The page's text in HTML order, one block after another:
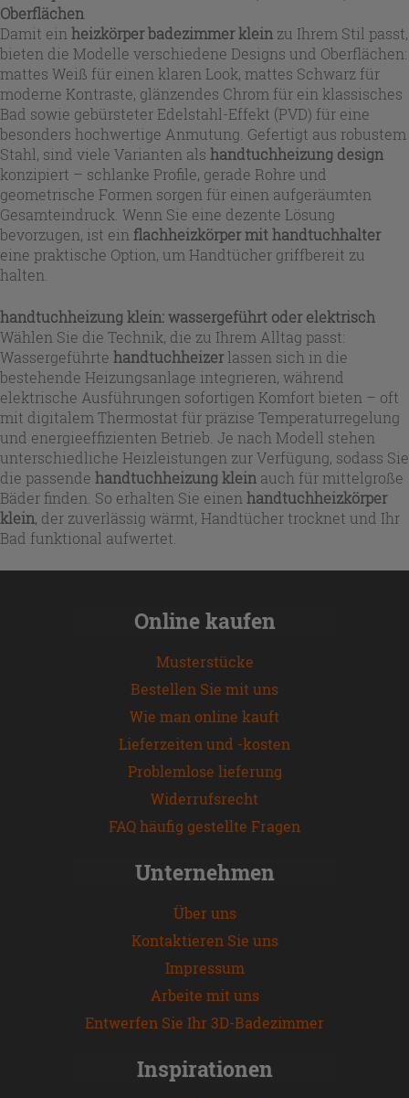
Oberflächen
Damit ein heizkörper badezimmer klein zu Ihrem Stil passt,
bieten die Modelle verschiedene Designs und Oberflächen:
mattes Weiß für einen klaren Look, mattes Schwarz für
moderne Kontraste, glänzendes Chrom für ein klassisches
Bad sowie gebürsteter Edelstahl-Effekt (PVD) für eine
besonders hochwertige Anmutung. Gefertigt aus robustem
Stahl, sind viele Varianten als handtuchheizung design
konzipiert – schlanke Profile, gerade Rohre und
geometrische Formen sorgen für einen aufgeräumten
Gesamteindruck. Wenn Sie eine dezente Lösung
bevorzugen, ist ein flachheizkörper mit handtuchhalter
eine praktische Option, um Handtücher griffbereit zu
halten.
handtuchheizung klein: wassergeführt oder elektrisch
Wählen Sie die Technik, die zu Ihrem Alltag passt:
Wassergeführte handtuchheizerlassen sich in die
bestehende Heizungsanlage integrieren, während
elektrische Ausführungen sofortigen Komfort bieten – oft
mit digitalem Thermostat für präzise Temperaturregelung
und energieeffizienten Betrieb. Je nach Modell stehen
unterschiedliche Heizleistungen zur Verfügung, sodass Sie
die passende handtuchheizung klein auch für mittelgroße
Bäder finden. So erhalten Sie einen handtuchheizkörper
klein, der zuverlässig wärmt, Handtücher trocknet und Ihr
Bad funktional aufwertet.
Online kaufen
Musterstücke
Bestellen Sie mit uns
Wie man online kauft
Lieferzeiten und -kosten
Problemlose lieferung
Widerrufsrecht
FAQ häufig gestellte Fragen
Unternehmen
Über uns
Kontaktieren Sie uns
Impressum
Arbeite mit uns
Entwerfen Sie Ihr 3D-Badezimmer
Inspirationen